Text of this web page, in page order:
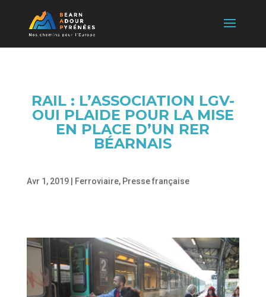
RAIL : L’ASSOCIATION LGV-
OUI PLAIDE POUR LA MISE
EN PLACE D’UN RER
BÉARNAIS
Avr 1, 2019| Ferroviaire, Presse française